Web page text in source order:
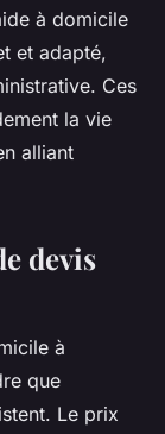
à domicile
et adapté,
Ces
la vie
alliant
devis
à
que
Le prix